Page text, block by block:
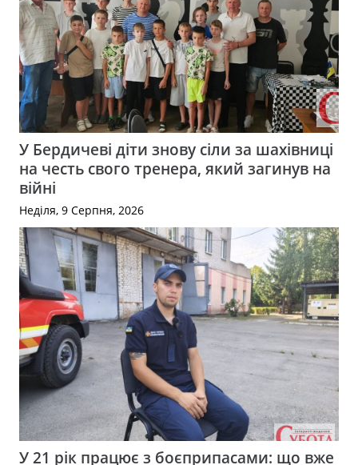
У Бердичеві діти знову сіли за шахівниці
на честь свого тренера, який загинув на
війні
Неділя, 9 Серпня, 2026
У 21 рік працює з боєприпасами: що вже